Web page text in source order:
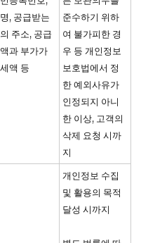
, 공급받는
주소, 공급
과 부가가
액 등
준수하기 위하
여 불가피한 경
우 등 개인정보
보호법에서 정
한 예외사유가
인정되지 아니
한 이상, 고객의
삭제 요청 시까
지
개인정보 수집
및 활용의 목적
달성 시까지